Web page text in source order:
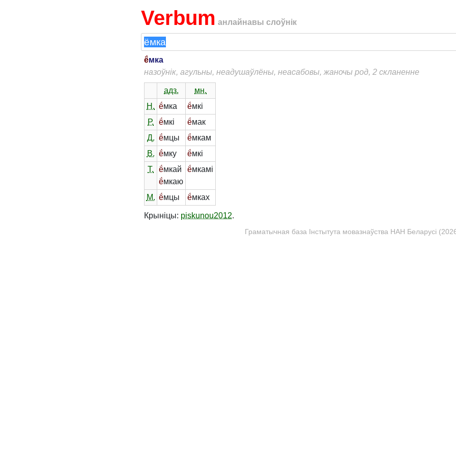
Verbum анлайнавы слоўнік
ё́мка
назоўнік, агульны, неадушаўлёны, неасабовы, жаночы род, 2 скланенне
адз.
мн.
Н. ё́мка ё́мкі
Р.
ё́мкі ё́мак
Д. ё́мцы ё́мкам
В. ё́мку ё́мкі
Т.
ё́мкай
ё́мкаю
ё́мкамі
М. ё́мцы ё́мках
Крыніцы: piskunou2012.
Граматычная база Інстытута мовазнаўства НАН Беларусі